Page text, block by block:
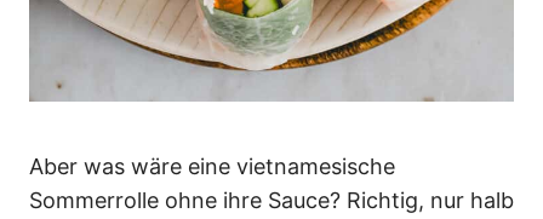
Aber was wäre eine vietnamesische
Sommerrolle ohne ihre Sauce? Richtig, nur halb